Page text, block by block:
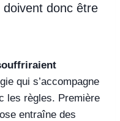
donc être
qui s’accompagne
les règles. Première
entraîne des